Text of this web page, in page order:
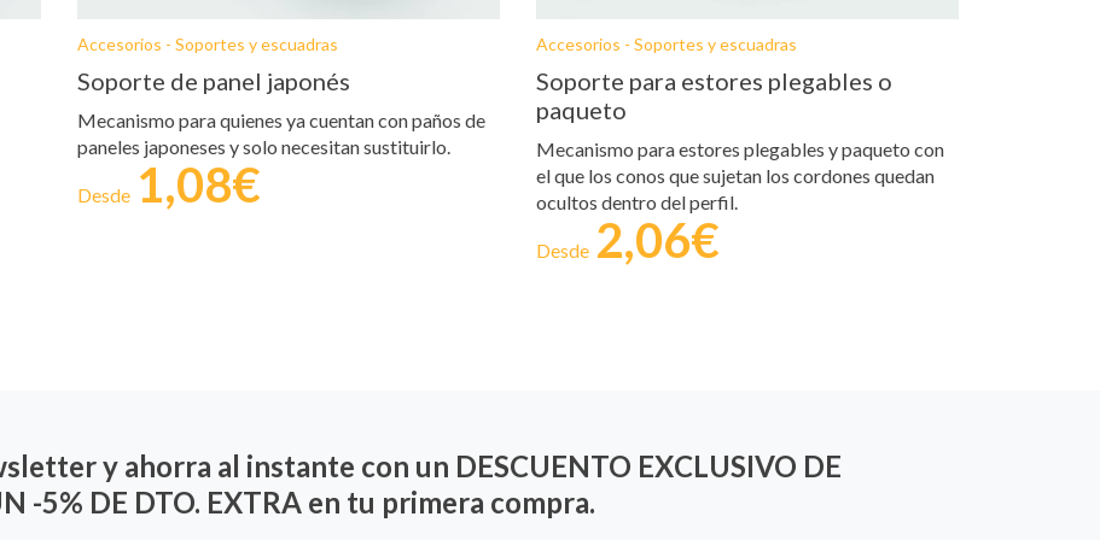
Accesorios - Soportes y escuadras
Soporte de panel japonés
Mecanismo para quienes ya cuentan con paños de
paneles japoneses y solo necesitan sustituirlo.
Desde 1,08€
Accesorios - Soportes y escuadras
Soporte para estores plegables o
paqueto
Mecanismo para estores plegables y paqueto con
el que los conos que sujetan los cordones quedan
ocultos dentro del perfil.
Desde 2,06€
y ahorra al instante con un DESCUENTO EXCLUSIVO DE
-5% DE DTO. EXTRA en tu primera compra.